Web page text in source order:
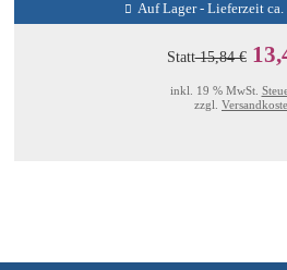
Auf Lager - Lieferzeit ca.
Statt15,84 €
inkl. 19 % MwSt.
zzgl.